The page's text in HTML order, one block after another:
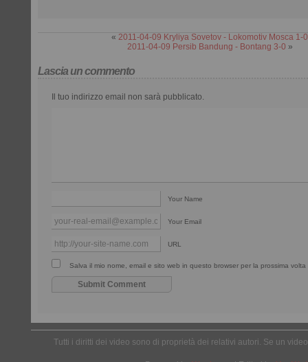
« 2011-04-09 Kryliya Sovetov - Lokomotiv Mosca 1-0
2011-04-09 Persib Bandung - Bontang 3-0 »
Lascia un commento
Il tuo indirizzo email non sarà pubblicato.
Your Name
Your Email
URL
Salva il mio nome, email e sito web in questo browser per la prossima
Tutti i diritti dei video sono di proprietà dei relativi autori. Se un